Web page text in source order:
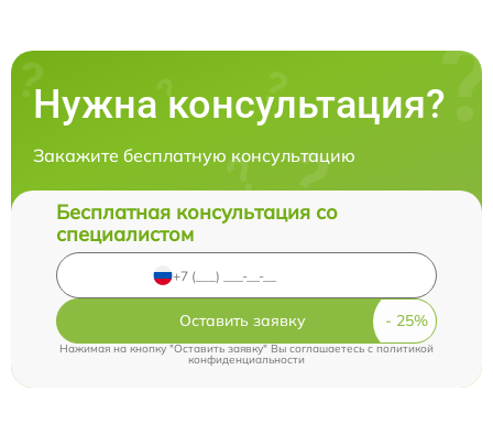
Нужна консультация?
Закажите бесплатную консультацию
Бесплатная консультация со
специалистом
Оставить заявку
Нажимая на кнопку "Оставить заявку" Вы соглашаетесь c политикой
конфиденциальности